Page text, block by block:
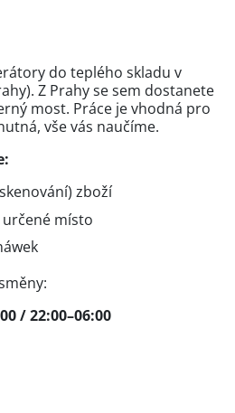
do teplého skladu v
Z Prahy se sem dostanete
most. Práce je vhodná pro
vše vás naučíme.
zboží
místo
/ 22:00–06:00